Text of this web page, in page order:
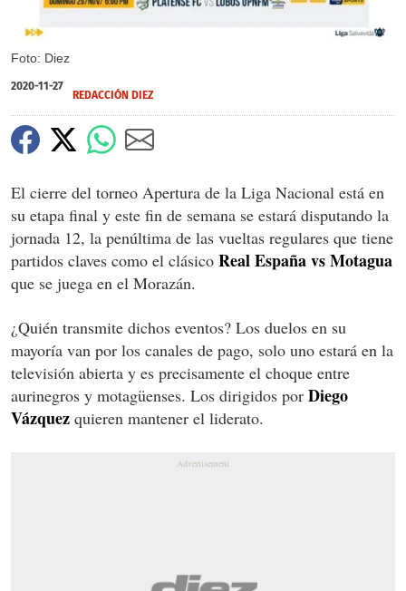
Foto: Diez
2020-11-27
REDACCIÓN DIEZ
El cierre del torneo Apertura de la Liga Nacional está en
su etapa final y este fin de semana se estará disputando la
jornada 12, la penúltima de las vueltas regulares que tiene
partidos claves como el clásico Real España vs Motagua
que se juega en el Morazán.
¿Quién transmite dichos eventos? Los duelos en su
mayoría van por los canales de pago, solo uno estará en la
televisión abierta y es precisamente el choque entre
aurinegros y motagüenses. Los dirigidos por Diego
Vázquez quieren mantener el liderato.